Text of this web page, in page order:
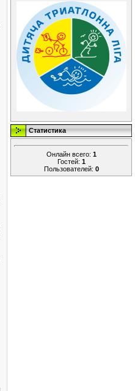
Статистика
Онлайн всего: 1
Гостей: 1
Пользователей: 0